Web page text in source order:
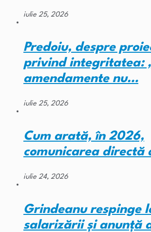
iulie 25, 2026
Predoiu, despre
privind integritatea:
amendamente nu…
iulie 25, 2026
Cum arată, în 2026,
comunicarea directă
iulie 24, 2026
Grindeanu respinge
salarizării și anunță